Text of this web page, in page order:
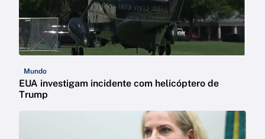
Mundo
EUA investigam incidente com helicóptero de
Trump